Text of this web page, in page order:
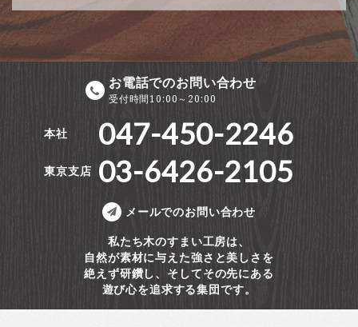
お電話でのお問い合わせ
受付時間10:00～20:00
本社 047-450-2246
東京支店 03-6426-2105
メールでのお問い合わせ
私たち木のすまい工房は、
自然が素材に与えた強さと美しさを
絶えず研鑽し、そしてその先にある
遊び心を追求する集団です。